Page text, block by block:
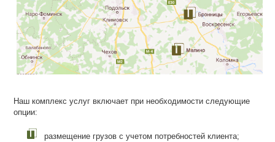
Наш комплекс услуг включает при необходимости следующие
опции:
размещение грузов с учетом потребностей клиента;